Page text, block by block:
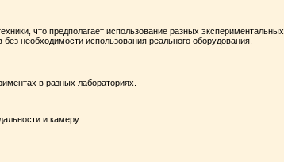
что предполагает использование разных экспериментальных
необходимости использования реального оборудования.
в разных лабораториях.
и камеру.